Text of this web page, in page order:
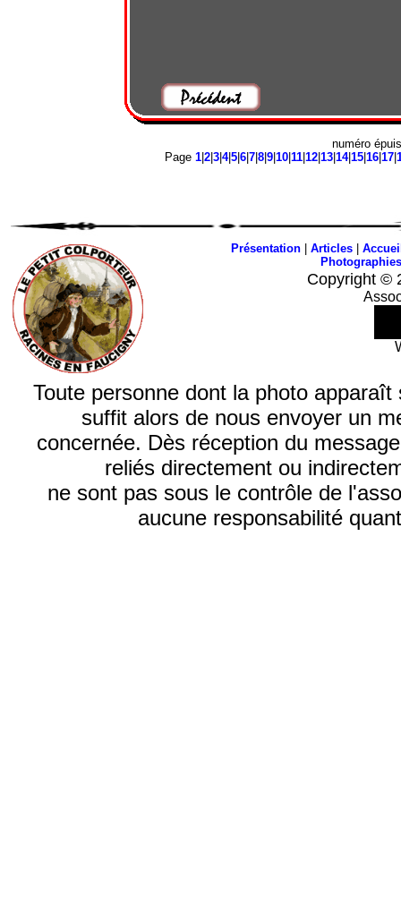
numéro
Page 1| 2| 3| 4|5| 6| 7| 8| 9| 10| 11| 12| 13| 14|15| 16| 17|
Présentation| Articles|
Photographies
Copyright ©
Toute personne dont la photo
suffit alors de nous envoyer un
concernée. Dès réception du
reliés directement ou
ne sont pas sous le contrôle de
aucune responsabilité